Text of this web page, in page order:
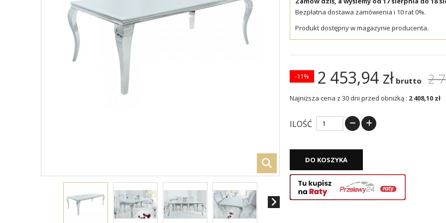
Bezpłatna dostawa zamówienia i 10 rat 0%.
Produkt dostępny w magazynie producenta.
2 453,94 zł brutto 2
-11%
Najniższa cena z 30 dni przed obniżką : 2 408,10 zł
ILOŚĆ
DO KOSZYKA